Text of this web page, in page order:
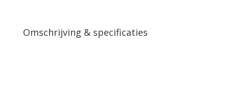
Omschrijving & specificaties